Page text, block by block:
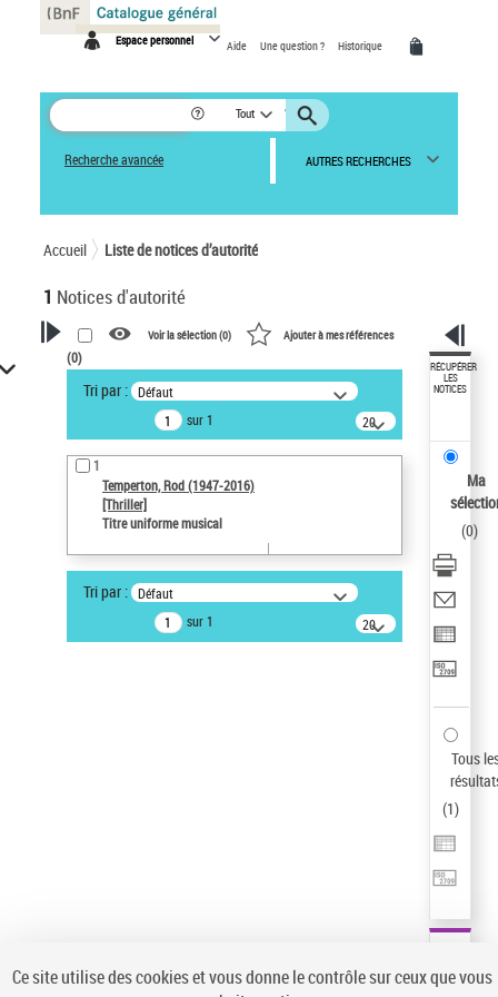
Espace personnel Aide Une question ? Historique
Tout
Recherche avancée AUTRES RECHERCHES
Accueil Liste de notices d’autorité
1 Notices d'autorité
VOTRE RECHERCHE
Recherche avancée dans les
notices d’autorité
Œuvres liées à l'auteur :
Temperton, Rod (1947-2016)
Type de notice d'autorité
Voir la sélection (0) Ajouter à mes références
(0)
Tri par : Défaut
sur 1
20
résultats/page
1
Temperton, Rod (1947-2016)
[Thriller]
Titre uniforme musical
Tri par : Défaut
sur 1
20
résultats/page
RÉCUPÉRER
LES
NOTICES
Ma
(0)
Tous
(1)
Panneau de gestion des cookies
Ce site utilise des cookies et vous donne le contrôle sur ceux que vous